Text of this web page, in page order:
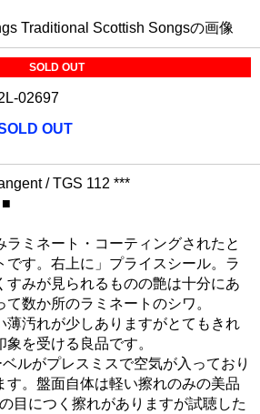
SOLD OUT
02697
OUT
/ TGS 112 ***
ラミネート・コーティングされたと
です。右上に」プライスシール。ラ
すみが見られるものの艶は十分にあ
数か所のラミネートのシワ。
薄汚れが少しありますがとてもきれ
を受ける良品です。
ルがプレスミスで空気が入っており
す。盤面自体は軽い擦れのみの美品
目につく擦れがありますが試聴した